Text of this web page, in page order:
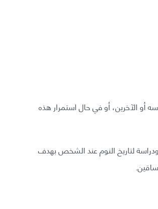
أو الآخرين، أو في حال استمرار هذه
لتاريخ النوم عند الشخص بهدف